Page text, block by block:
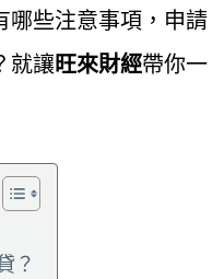
哪些注意事項，申請
就讓旺來財經帶你一
？